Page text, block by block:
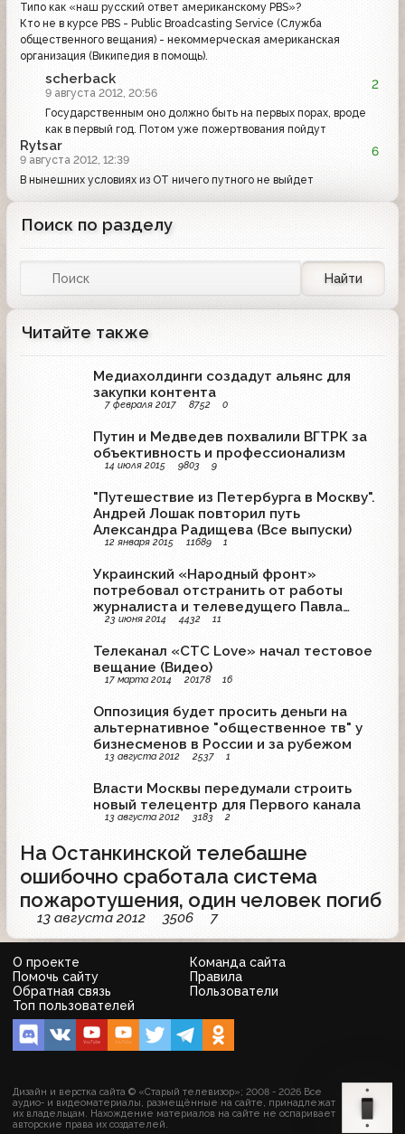
Типо как «наш русский ответ американскому PBS»?
Кто не в курсе PBS - Public Broadcasting Service (Служба
общественного вещания) - некоммерческая американская
организация (Википедия в помощь).
scherback
9 августа 2012, 20:56
2
Государственным оно должно быть на первых порах, вроде
как в первый год. Потом уже пожертвования пойдут
Rytsar
9 августа 2012, 12:39
6
В нынешних условиях из ОТ ничего путного не выйдет
Поиск по разделу
Найти
Читайте также
Медиахолдинги создадут альянс для
закупки контента
7 февраля 2017 8752 0
Путин и Медведев похвалили ВГТРК за
объективность и профессионализм
14 июля 2015 9803 9
"Путешествие из Петербурга в Москву".
Андрей Лошак повторил путь
Александра Радищева (Все выпуски)
12 января 2015 11689 1
Украинский «Народный фронт»
потребовал отстранить от работы
журналиста и телеведущего Павла
Шеремета
23 июня 2014 4432 11
Телеканал «СТС Love» начал тестовое
вещание (Видео)
17 марта 2014 20178 16
Оппозиция будет просить деньги на
альтернативное "общественное тв" у
бизнесменов в России и за рубежом
13 августа 2012 2537 1
Власти Москвы передумали строить
новый телецентр для Первого канала
13 августа 2012 3183 2
На Останкинской телебашне
ошибочно сработала система
пожаротушения, один человек погиб
13 августа 2012 3506 7
О проекте
Команда сайта
Помочь сайту
Правила
Обратная связь
Пользователи
Топ пользователей
Дизайн и верстка сайта © «Старый телевизор»; 2008 - 2026 Все
аудио- и видеоматериалы, размещённые на сайте, принадлежат
их владельцам. Нахождение материалов на сайте не оспаривает
авторские права их создателей.